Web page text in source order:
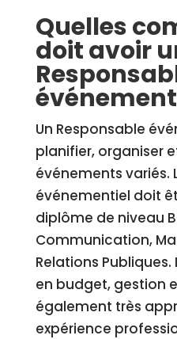
Quelles
doit avoir
Un Responsable
planifier, organiser
événements variés.
événementiel doit
diplôme de niveau
Communication,
Relations
en budget, gestion
également très
expérience